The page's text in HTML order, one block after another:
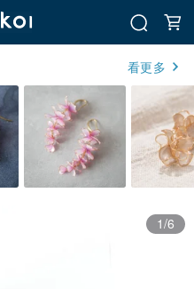
看更多
1/6